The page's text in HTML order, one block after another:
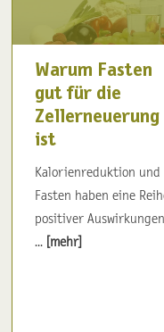
Warum Fasten
gut für die
Zellerneuerung
ist
Kalorienreduktion und
Fasten haben eine
positiver Auswirkungen
... [mehr]